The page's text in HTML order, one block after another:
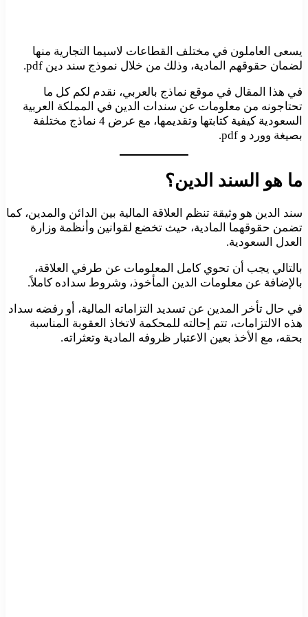
يسعى العاملون في مختلف القطاعات لاسيما التجارية منها
لضمان حقوقهم المادية، وذلك من خلال نموذج سند دين pdf.
في هذا المقال في موقع نماذج بالعربي، نقدم لكم كل ما
تحتاجونه من معلومات عن سندات الدين في المملكة العربية
السعودية كيفية كتابتها وتقديمها، مع عرض 4 نماذج مختلفة
بصيغة وورد و pdf.
ما هو السند الدين؟
سند الدين هو وثيقة تنظم العلاقة المالية بين الدائن والمدين، كما
تضمن حقوقهما المادية، حيث تخضع لقوانين وأنظمة وزارة
العدل السعودية.
بالتالي يجب أن تحوي كامل المعلومات عن طرفي العلاقة،
بالإضافة عن معلومات الدين المأخوذ، وشروط سداده كاملاً.
في حال تأخر المدين عن تسديد التزاماته المالية، أو رفضه سداد
هذه الالتزامات، تتم إحالته للمحكمة لاتخاذ العقوبة المناسبة
بحقه، مع الأخذ بعين الاعتبار ظروفه المادية وتعثراته.